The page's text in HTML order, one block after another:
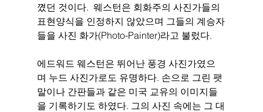
꼈던 것이다.  웨스턴은 회화주의 사진가들의
표현양식을 인정하지 않았으며 그들의 계승자
들을 사진 화가(Photo-Painter)라고 불렀다.
에드워드 웨스턴은 뛰어난 풍경 사진가였으
며 누드 사진가로도 유명하다. 손으로 그린 팻
말이나 간판들과 같은 미국 교유의 이미지들
을 기록하기도 하였다. 그의 사진 속에는 그 대